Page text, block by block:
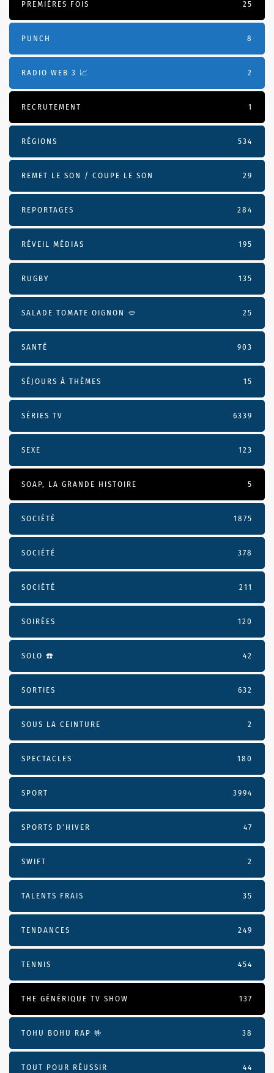
PREMIÈRES FOIS 25
PUNCH 8
RADIO WEB 3 📈 2
RECRUTEMENT 1
RÉGIONS 534
REMET LE SON / COUPE LE SON 29
REPORTAGES 284
RÉVEIL MÉDIAS 195
RUGBY 135
SALADE TOMATE OIGNON 🥙 25
SANTÉ 903
SÉJOURS À THÈMES 15
SÉRIES TV 6339
SEXE 123
SOAP, LA GRANDE HISTOIRE 5
SOCIÉTÉ 1875
SOCIÉTÉ 378
SOCIÉTÉ 211
SOIRÉES 120
SOLO ☎️ 42
SORTIES 632
SOUS LA CEINTURE 2
SPECTACLES 180
SPORT 3994
SPORTS D'HIVER 47
SWIFT 2
TALENTS FRAIS 35
TENDANCES 249
TENNIS 454
THE GÉNÉRIQUE TV SHOW 137
TOHU BOHU RAP 🤟 38
TOUT POUR RÉUSSIR 44